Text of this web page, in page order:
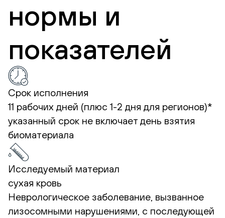
нормы и
показателей
Срок исполнения
11 рабочих дней (плюс 1-2 дня для регионов)*
указанный срок не включает день взятия
биоматериала
Исследуемый материал
сухая кровь
Неврологическое заболевание, вызванное
лизосомными нарушениями, с последующей